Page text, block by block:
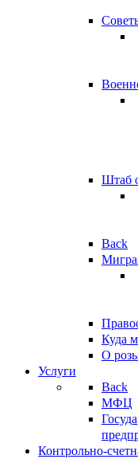
Штаб
Back
Куда
О
Услуги
Back
МФЦ
Контрольно-